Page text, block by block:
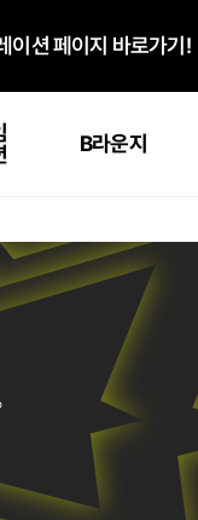
PAGE
이션 페이지 바로가기!
, 닌텐도 스위치2 받기!
운지' 바로가기!
지 바로가기!
B라운지